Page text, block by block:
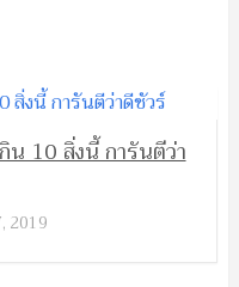
น 10 สิ่งนี้ การันตีว่า
2019